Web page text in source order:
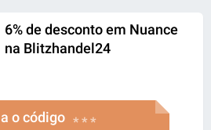
6% de desconto em Nuance
na Blitzhandel24
o código * * *